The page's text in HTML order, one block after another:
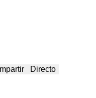
Directo